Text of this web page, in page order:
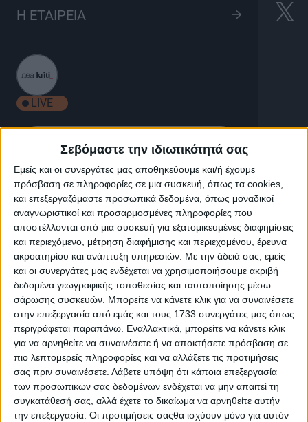
Σεβόμαστε την ιδιωτικότητά σας
Εμείς και οι συνεργάτες μας αποθηκεύουμε και/ή έχουμε
πρόσβαση σε πληροφορίες σε μια συσκευή, όπως τα cookies,
και επεξεργαζόμαστε προσωπικά δεδομένα, όπως μοναδικοί
αναγνωριστικοί και προσαρμοσμένες πληροφορίες που
αποστέλλονται από μια συσκευή για εξατομικευμένες διαφημίσεις
και περιεχόμενο, μέτρηση διαφήμισης και περιεχομένου, έρευνα
ακροατηρίου και ανάπτυξη υπηρεσιών. Με την άδειά σας, εμείς
και οι συνεργάτες μας ενδέχεται να χρησιμοποιήσουμε ακριβή
δεδομένα γεωγραφικής τοποθεσίας και ταυτοποίησης μέσω
σάρωσης συσκευών. Μπορείτε να κάνετε κλικ για να συναινέσετε
στην επεξεργασία από εμάς και τους 1733 συνεργάτες μας όπως
περιγράφεται παραπάνω. Εναλλακτικά, μπορείτε να κάνετε κλικ
για να αρνηθείτε να συναινέσετε ή να αποκτήσετε πρόσβαση σε
πιο λεπτομερείς πληροφορίες και να αλλάξετε τις προτιμήσεις
σας πριν συναινέσετε. Λάβετε υπόψη ότι κάποια επεξεργασία
των προσωπικών σας δεδομένων ενδέχεται να μην απαιτεί τη
συγκατάθεσή σας, αλλά έχετε το δικαίωμα να αρνηθείτε αυτήν
την επεξεργασία. Οι προτιμήσεις σαςθα ισχύουν μόνο για αυτόν
Η ΕΤΑΙΡΕΙΑ
LIVE
Όταν ανθίζει η Λαμπρή
1h 35'
Όταν ανθίζει η Λαμπρή στη λίμνη
του Διγενή
Όταν ανθίζει η Λαμπρή στη “λίμνη του Διγενή”
Ένα κρητικό πασχαλινό γλέντι στη Γέργερη με φόντο τη
γραφική λίμνη του Διγενή !
Ο Δημήτρης και ο Μιχάλης Κουνάλης με το μουσικό
τους σχήμα και μια μεγάλη χορευτική παρέα από τον
Λαογραφικό Όμιλο “Λάζαρος και Μανώλης Χνάρης” μας
υπόσχονται μια αξέχαστη πασχαλινή γιορτή !